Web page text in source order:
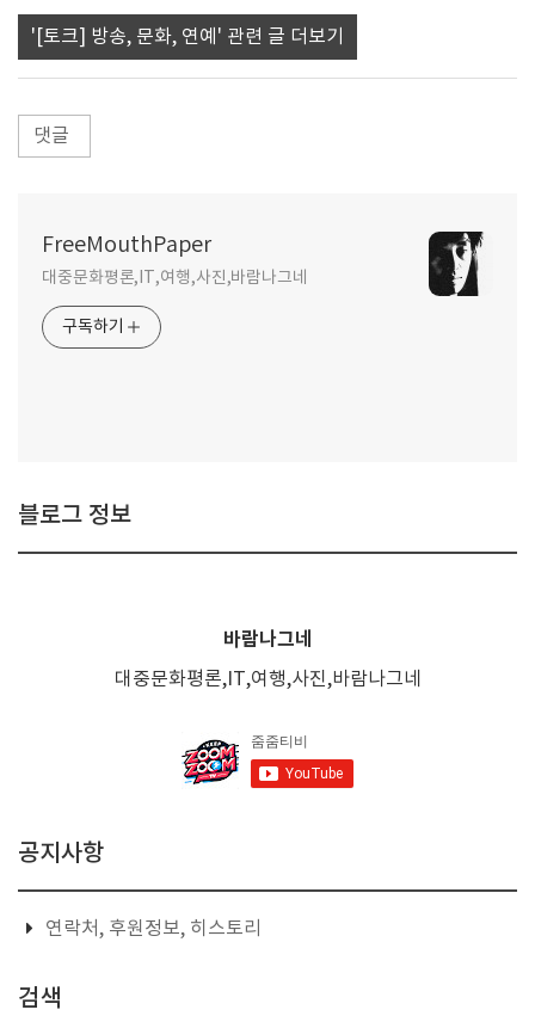
'[토크] 방송, 문화, 연예' 관련 글 더보기
댓글
FreeMouthPaper
대중문화평론,IT,여행,사진,바람나그네
구독하기
블로그 정보
바람나그네
대중문화평론,IT,여행,사진,바람나그네
공지사항
연락처, 후원정보, 히스토리
검색